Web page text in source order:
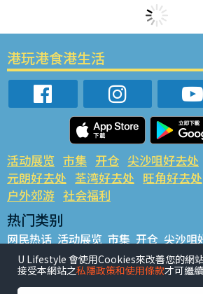
港玩港食港生活
活动展览 市集 开仓 尖沙咀好去处
元朗好去处 荃湾好去处 旺角好去处
户外郊游 社会福利
热门类别
网民热话 活动展览 市集 开仓 尖沙咀
铜锣湾好去处 元朗好去处 荃湾好去处
餐厅情报 户外郊游
U Lifestyle 會使用Cookies來改善您的網
接受本網站之私隱政策和使用條款才可繼續